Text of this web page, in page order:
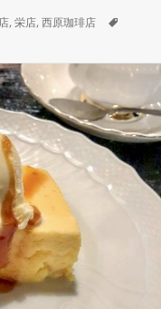
,栄店,西原珈琲店